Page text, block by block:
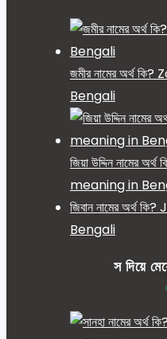
জমীর নামের অর্থ
Bengali
জিয়া উদ্দিন নামের
meaning in
জিবান নামের অর্থ
Bengali
স দিয়ে